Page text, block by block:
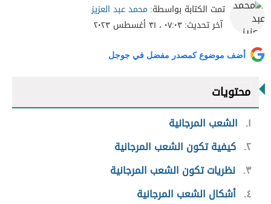
تمت الكتابة بواسطة: محمد عبد العزيز
آخر تحديث:٠٧:٠٣ ، ٣١ أغسطس ٢٠٢٣
أضف موضوع كمصدر مفضل في جوجل
محتويات
١
الشعب المرجانية
٢ كيفية تكون الشعب المرجانية
٣ نظريات تكون الشعب المرجانية
٤ أشكال الشعب المرجانية